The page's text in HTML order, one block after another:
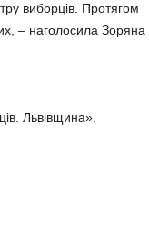
виборців. Протягом
– наголосила Зоряна
Львівщина».